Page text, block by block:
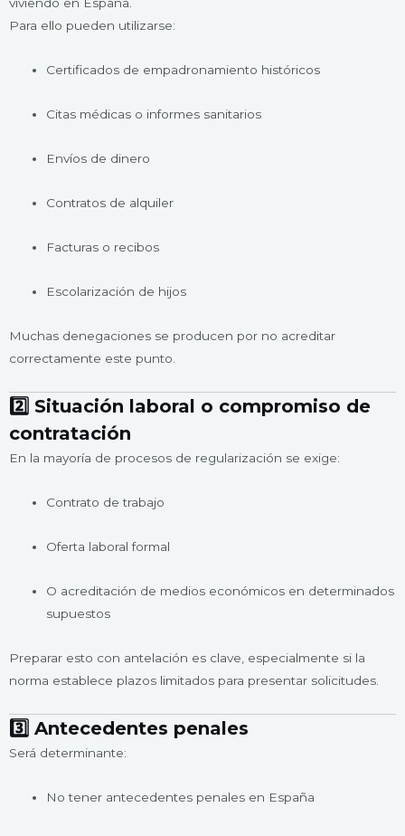
viviendo en España.
Para ello pueden utilizarse:
Certificados de empadronamiento históricos
Citas médicas o informes sanitarios
Envíos de dinero
Contratos de alquiler
Facturas o recibos
Escolarización de hijos
Muchas denegaciones se producen por no acreditar
correctamente este punto.
2️⃣ Situación laboral o compromiso de
contratación
En la mayoría de procesos de regularización se exige:
Contrato de trabajo
Oferta laboral formal
O acreditación de medios económicos en determinados
supuestos
Preparar esto con antelación es clave, especialmente si la
norma establece plazos limitados para presentar solicitudes.
3️⃣ Antecedentes penales
Será determinante:
No tener antecedentes penales en España